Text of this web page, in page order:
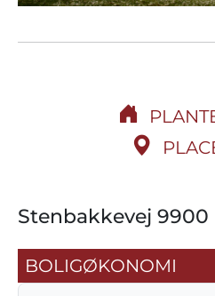
Stenbakkevej 9900
BOLIGØKONOMI